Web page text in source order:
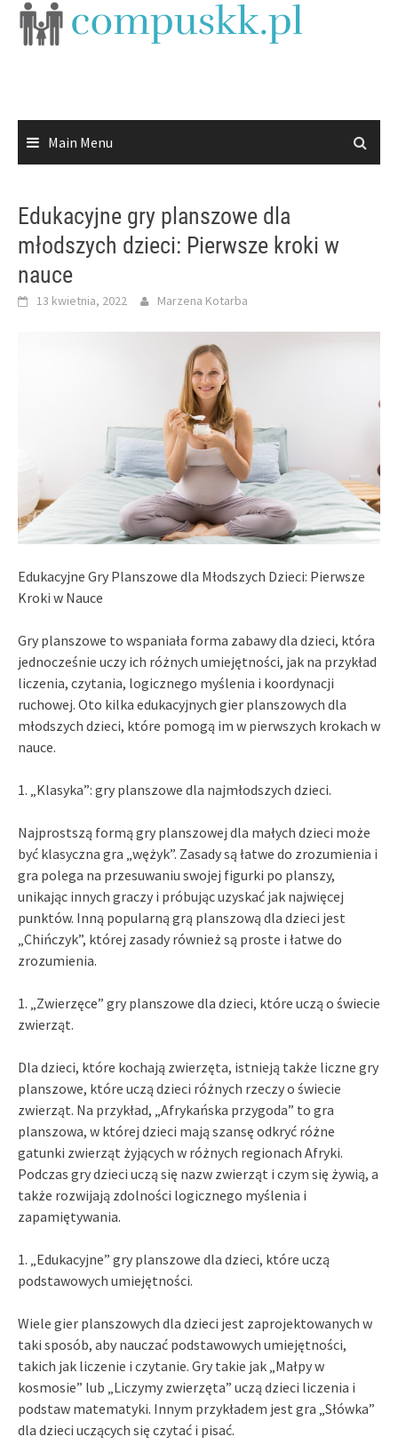
Skip
Main Menu
Edukacyjne gry planszowe dla
młodszych dzieci: Pierwsze kroki w
nauce
13 kwietnia, 2022 Marzena Kotarba
Edukacyjne Gry Planszowe dla Młodszych Dzieci: Pierwsze
Kroki w Nauce
Gry planszowe to wspaniała forma zabawy dla dzieci, która
jednocześnie uczy ich różnych umiejętności, jak na przykład
liczenia, czytania, logicznego myślenia i koordynacji
ruchowej. Oto kilka edukacyjnych gier planszowych dla
młodszych dzieci, które pomogą im w pierwszych krokach w
nauce.
1. „Klasyka”: gry planszowe dla najmłodszych dzieci.
Najprostszą formą gry planszowej dla małych dzieci może
być klasyczna gra „wężyk”. Zasady są łatwe do zrozumienia i
gra polega na przesuwaniu swojej figurki po planszy,
unikając innych graczy i próbując uzyskać jak najwięcej
punktów. Inną popularną grą planszową dla dzieci jest
„Chińczyk”, której zasady również są proste i łatwe do
zrozumienia.
1. „Zwierzęce” gry planszowe dla dzieci, które uczą o świecie
zwierząt.
Dla dzieci, które kochają zwierzęta, istnieją także liczne gry
planszowe, które uczą dzieci różnych rzeczy o świecie
zwierząt. Na przykład, „Afrykańska przygoda” to gra
planszowa, w której dzieci mają szansę odkryć różne
gatunki zwierząt żyjących w różnych regionach Afryki.
Podczas gry dzieci uczą się nazw zwierząt i czym się żywią, a
także rozwijają zdolności logicznego myślenia i
zapamiętywania.
1. „Edukacyjne” gry planszowe dla dzieci, które uczą
podstawowych umiejętności.
Wiele gier planszowych dla dzieci jest zaprojektowanych w
taki sposób, aby nauczać podstawowych umiejętności,
takich jak liczenie i czytanie. Gry takie jak „Małpy w
kosmosie” lub „Liczymy zwierzęta” uczą dzieci liczenia i
podstaw matematyki. Innym przykładem jest gra „Słówka”
dla dzieci uczących się czytać i pisać.